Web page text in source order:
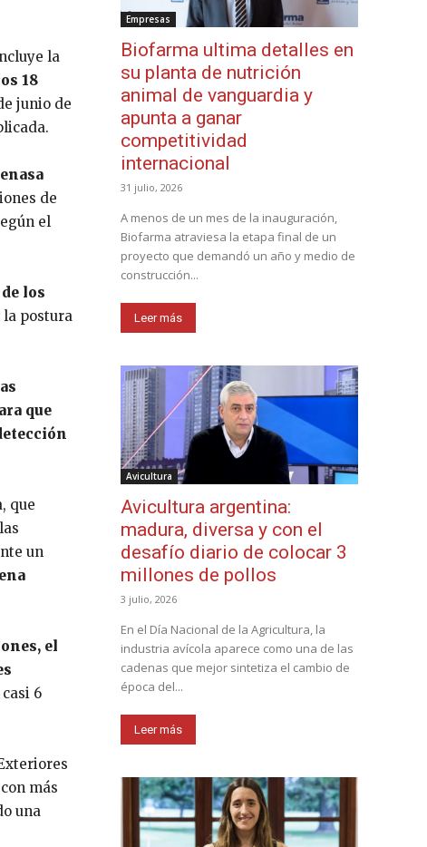
la
18
junio de
de
el
los
la postura
que
que
un
el
6
más
una
Empresas
Biofarma ultima detalles en
su planta de nutrición
animal de vanguardia y
apunta a ganar
competitividad
internacional
31 julio, 2026
A menos de un mes de la inauguración,
Biofarma atraviesa la etapa final de un
proyecto que demandó un año y medio de
construcción...
Leer más
Avicultura
Avicultura argentina:
madura, diversa y con el
desafío diario de colocar 3
millones de pollos
3 julio, 2026
En el Día Nacional de la Agricultura, la
industria avícola aparece como una de las
cadenas que mejor sintetiza el cambio de
época del...
Leer más